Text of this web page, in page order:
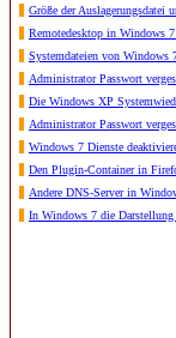
Größe der Auslagerungsdatei
Remotedesktop in Windows
Systemdateien von Windows
Administrator Passwort
Die Windows XP
Administrator Passwort
Windows 7 Dienste
Den Plugin-Container in
Andere DNS-Server in
In Windows 7 die Darstellung